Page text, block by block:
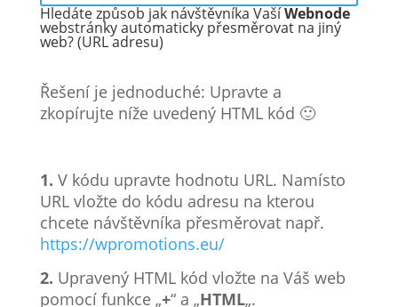
Hledáte způsob jak návštěvníka VašíWebnode
webstránkyautomaticky přesměrovat na jiný
web? (URL adresu)
Řešení je jednoduché: Upravte a
zkopírujte níže uvedený HTML kód 🙂
1. V kódu upravte hodnotu URL. Namísto
URL vložte do kódu adresu na kterou
chcete návštěvníka přesměrovat např.
https://wpromotions.eu/
2. Upravený HTML kód vložte na Váš web
pomocí funkce „+“ a „HTML„.